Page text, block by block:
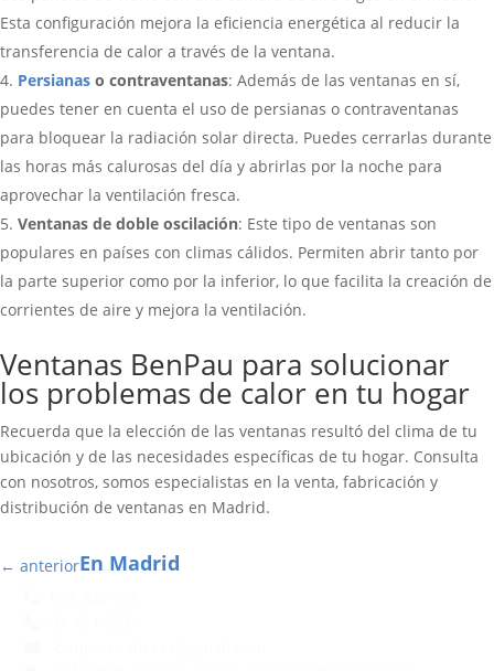
Esta configuración mejora la eficiencia energética al reducir la
transferencia de calor a través de la ventana.
Persianas o contraventanas: Además de las ventanas en sí,
puedes tener en cuenta el uso de persianas o contraventanas
para bloquear la radiación solar directa. Puedes cerrarlas durante
las horas más calurosas del día y abrirlas por la noche para
aprovechar la ventilación fresca.
Ventanas de doble oscilación: Este tipo de ventanas son
populares en países con climas cálidos. Permiten abrir tanto por
la parte superior como por la inferior, lo que facilita la creación de
corrientes de aire y mejora la ventilación.
Ventanas BenPau para solucionar
los problemas de calor en tu hogar
Recuerda que la elección de las ventanas resultó del clima de tu
ubicación y de las necesidades específicas de tu hogar. Consulta
con nosotros, somos especialistas en la venta, fabricación y
distribución de ventanas en Madrid.
← anteriorEn Madrid